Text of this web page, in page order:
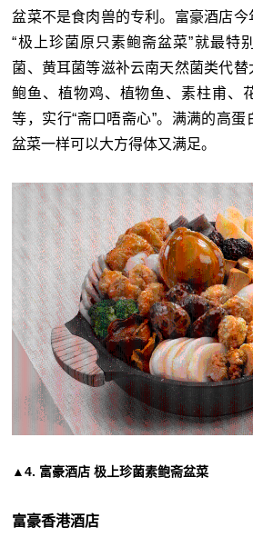
盆菜不是食肉兽的专利。富豪酒店
“极上珍菌原只素鲍斋盆菜”就最特
菌、黄耳菌等滋补云南天然菌类代
鲍鱼、植物鸡、植物鱼、素柱甫、
等，实行“斋口唔斋心”。满满的高
盆菜一样可以大方得体又满足。
▲4. 富豪酒店 极上珍菌素鲍斋盆菜
富豪香港酒店